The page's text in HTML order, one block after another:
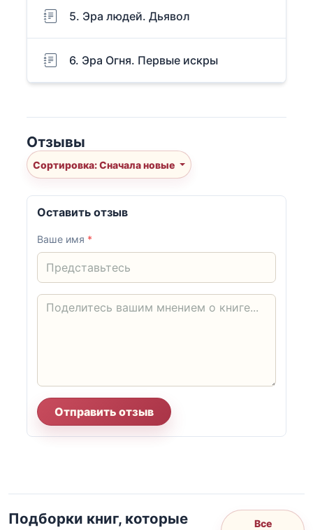
5. Эра людей. Дьявол
6. Эра Огня. Первые искры
Отзывы
Сортировка: Сначала новые
Оставить отзыв
Ваше имя *
Отправить отзыв
Подборки книг, которые
Все